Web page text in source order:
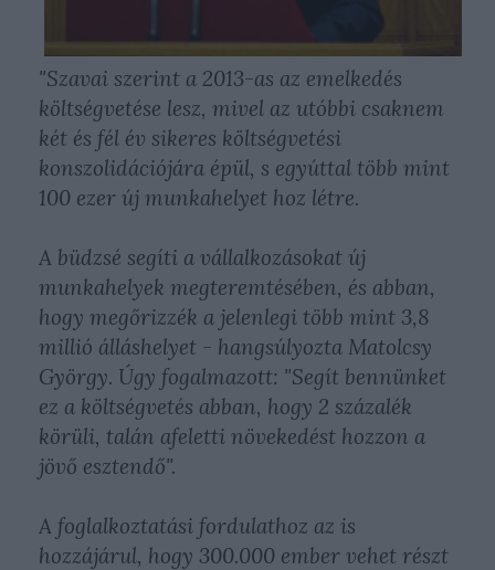
"Szavai szerint a 2013-as az emelkedés
költségvetése lesz, mivel az utóbbi csaknem
két és fél év sikeres költségvetési
konszolidációjára épül, s egyúttal több mint
100 ezer új munkahelyet hoz létre.
A büdzsé segíti a vállalkozásokat új
munkahelyek megteremtésében, és abban,
hogy megőrizzék a jelenlegi több mint 3,8
millió álláshelyet - hangsúlyozta Matolcsy
György. Úgy fogalmazott: "Segít bennünket
ez a költségvetés abban, hogy 2 százalék
körüli, talán afeletti növekedést hozzon a
jövő esztendő".
A foglalkoztatási fordulathoz az is
hozzájárul, hogy 300.000 ember vehet részt